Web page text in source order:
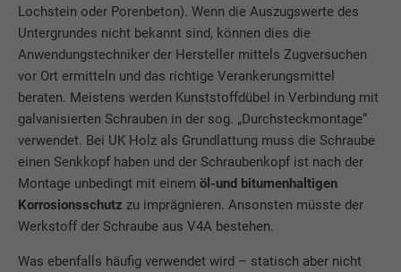
Lochstein oder Porenbeton). Wenn die Auszugswerte des
Untergrundes nicht bekannt sind, können dies die
Anwendungstechniker der Hersteller mittels Zugversuchen
vor Ort ermitteln und das richtige Verankerungsmittel
beraten. Meistens werden Kunststoffdübel in Verbindung mit
galvanisierten Schrauben in der sog. „Durchsteckmontage“
verwendet. Bei UK Holz als Grundlattung muss die Schraube
einen Senkkopf haben und der Schraubenkopf ist nach der
Montage unbedingt mit einemöl-und bitumenhaltigen
Korrosionsschutz zu imprägnieren. Ansonsten müsste der
Werkstoff der Schraube aus V4A bestehen.
Was ebenfalls häufig verwendet wird – statisch aber nicht